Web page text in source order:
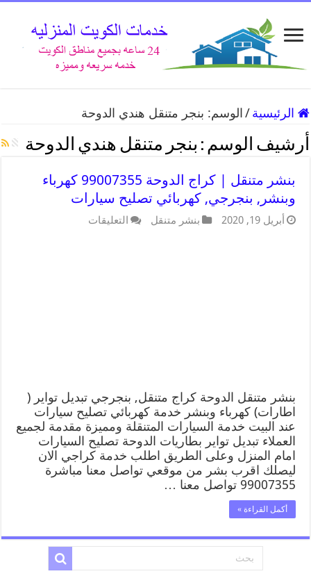
الرئيسية / الوسم: بنجر متنقل هندي الدوحة
أرشيف الوسم : بنجر متنقل هندي الدوحة
بنشر متنقل | كراج الدوحة 99007355 كهرباء
وبنشر, بنجرجي, كهربائي تصليح سيارات
أبريل 19, 2020 بنشر متنقل التعليقات
بنشر متنقل الدوحة كراج متنقل, بنجرجي تبديل تواير (
اطارات) كهرباء وبنشر خدمة كهربائي تصليح سيارات
عند البيت خدمة السيارات المتنقلة ومميزة مقدمة لجميع
العملاء تبديل تواير بطاريات الدوحة تصليح السيارات
امام المنزل وعلى الطريق اطلب خدمة كراجي الان
ليصلك اقرب بشر من موقعي تواصل معنا مباشرة
99007355 تواصل معنا …
أكمل القراءة »